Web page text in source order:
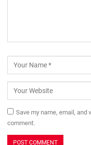
Save my name, email,
comment.